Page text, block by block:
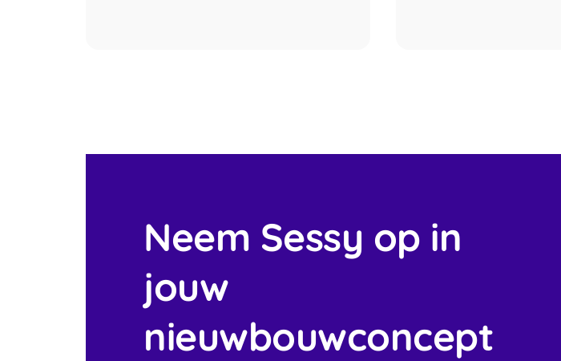
Neem Sessy op in
jouw
nieuwbouwconcept